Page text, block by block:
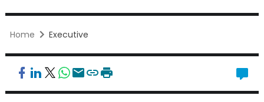
Home Executive